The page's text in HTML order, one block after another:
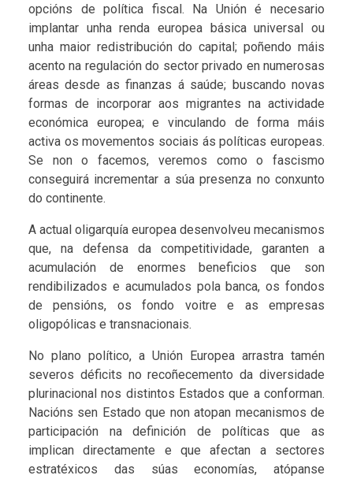
opcións de política fiscal. Na Unión é necesario
implantar unha renda europea básica universal ou
unha maior redistribución do capital; poñendo máis
acento na regulación do sector privado en numerosas
áreas desde as finanzas á saúde; buscando novas
formas de incorporar aos migrantes na actividade
económica europea; e vinculando de forma máis
activa os movementos sociais ás políticas europeas.
Se non o facemos, veremos como o fascismo
conseguirá incrementar a súa presenza no conxunto
do continente.
A actual oligarquía europea desenvolveu mecanismos
que, na defensa da competitividade, garanten a
acumulación de enormes beneficios que son
rendibilizados e acumulados pola banca, os fondos
de pensións, os fondo voitre e as empresas
oligopólicas e transnacionais.
No plano político, a Unión Europea arrastra tamén
severos déficits no recoñecemento da diversidade
plurinacional nos distintos Estados que a conforman.
Nacións sen Estado que non atopan mecanismos de
participación na definición de políticas que as
implican directamente e que afectan a sectores
estratéxicos das súas economías, atópanse